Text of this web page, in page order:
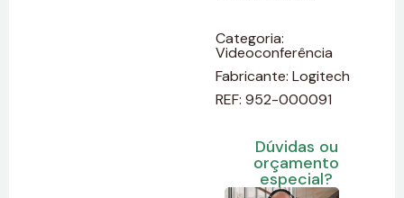
Categoria:
Videoconferência
Fabricante:Logitech
REF: 952-000091
Dúvidas ou
orçamento
especial?